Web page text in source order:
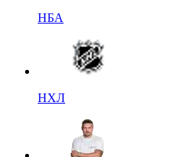
НБА
НХЛ